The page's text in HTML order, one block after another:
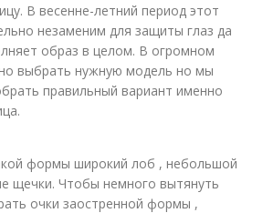
В весенне-летний период этот
незаменим для защиты глаз да
образ в целом. В огромном
выбрать нужную модель но мы
правильный вариант именно
формы широкий лоб , небольшой
щечки. Чтобы немного вытянуть
очки заостренной формы ,